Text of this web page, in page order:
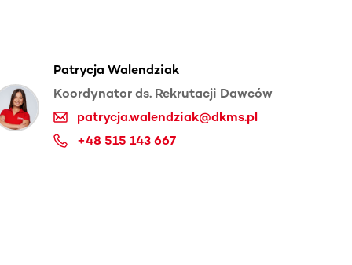
Patrycja Walendziak
Koordynator ds. Rekrutacji Dawców
patrycja.walendziak@dkms.pl
+48 515 143 667